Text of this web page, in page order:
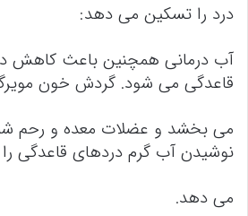
درد را تسکین می دهد:
آب درمانی همچنین باعث کاهش
قاعدگی می شود. گردش خون
می بخشد و عضلات معده و رحم
نوشیدن آب گرم دردهای قاعدگی
می دهد.